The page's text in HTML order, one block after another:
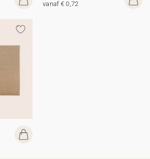
vanaf € 0,72